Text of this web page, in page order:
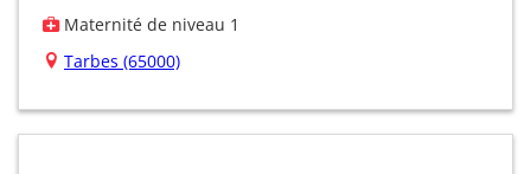
Maternité de niveau 1
Tarbes (65000)